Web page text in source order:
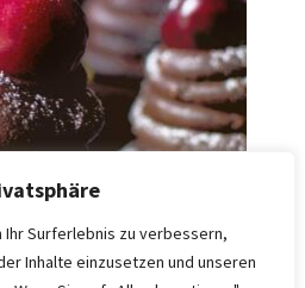
Surferlebnis zu verbessern,
Inhalte einzusetzen und unseren